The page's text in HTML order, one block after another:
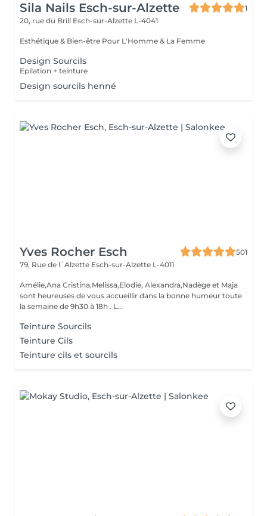
Sila Nails Esch-sur-Alzette
1
20, rue du Brill Esch-sur-Alzette L-4041
Esthétique & Bien-être Pour L'Homme & La Femme
Design Sourcils
Epilation + teinture
Design sourcils henné
Yves Rocher Esch
501
79, Rue de l`Alzette Esch-sur-Alzette L-4011
Amélie,Ana Cristina,Melissa,Elodie, Alexandra,Nadège et Maja
sont heureuses de vous accueillir dans la bonne humeur toute
la semaine de 9h30 à 18h . L...
Teinture Sourcils
Teinture Cils
Teinture cils et sourcils